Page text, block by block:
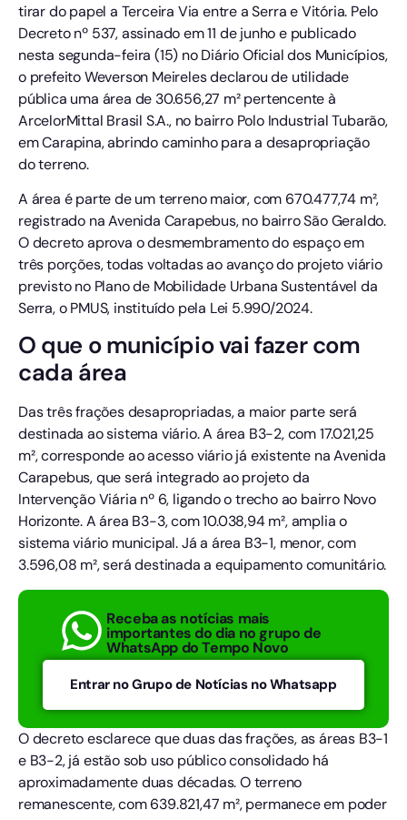
tirar do papel a Terceira Via entre a Serra e Vitória. Pelo
Decreto nº 537, assinado em 11 de junho e publicado
nesta segunda-feira (15) no Diário Oficial dos Municípios,
o prefeito Weverson Meireles declarou de utilidade
pública uma área de 30.656,27 m² pertencente à
ArcelorMittal Brasil S.A., no bairro Polo Industrial Tubarão,
em Carapina, abrindo caminho para a desapropriação
do terreno.
A área é parte de um terreno maior, com 670.477,74 m²,
registrado na Avenida Carapebus, no bairro São Geraldo.
O decreto aprova o desmembramento do espaço em
três porções, todas voltadas ao avanço do projeto viário
previsto no Plano de Mobilidade Urbana Sustentável da
Serra, o PMUS, instituído pela Lei 5.990/2024.
O que o município vai fazer com
cada área
Das três frações desapropriadas, a maior parte será
destinada ao sistema viário. A área B3-2, com 17.021,25
m², corresponde ao acesso viário já existente na Avenida
Carapebus, que será integrado ao projeto da
Intervenção Viária nº 6, ligando o trecho ao bairro Novo
Horizonte. A área B3-3, com 10.038,94 m², amplia o
sistema viário municipal. Já a área B3-1, menor, com
3.596,08 m², será destinada a equipamento comunitário.
Receba as notícias mais
importantes do dia no grupo de
WhatsApp do Tempo Novo
Entrar no Grupo de Notícias no Whatsapp
O decreto esclarece que duas das frações, as áreas B3-1
e B3-2, já estão sob uso público consolidado há
aproximadamente duas décadas. O terreno
remanescente, com 639.821,47 m², permanece em poder